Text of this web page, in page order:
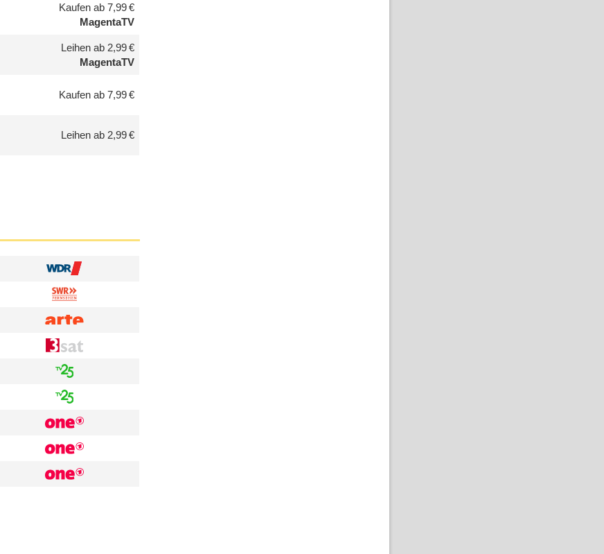
Kaufen ab 7,99 €
MagentaTV
Leihen ab 2,99 €
MagentaTV
Kaufen ab 7,99 €
Leihen ab 2,99 €